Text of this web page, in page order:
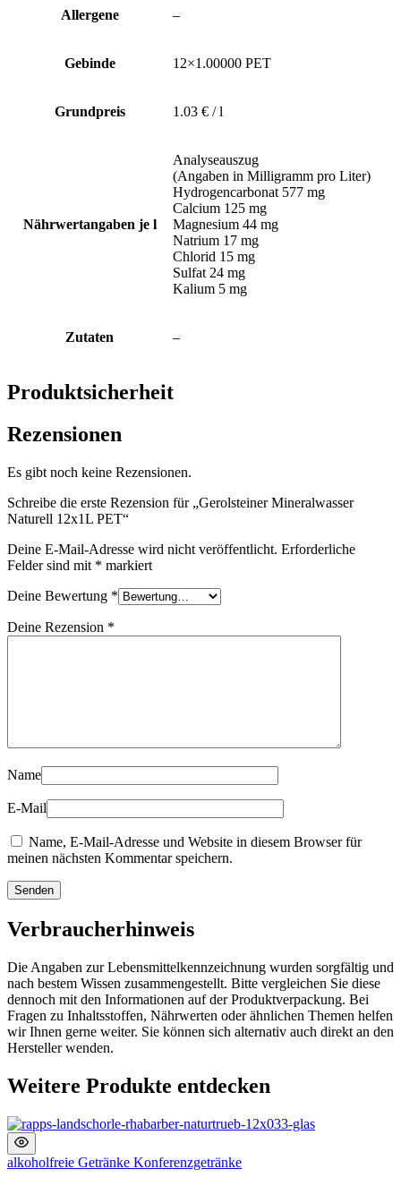
Allergene –
Gebinde 12×1.00000 PET
Grundpreis 1.03 € / l
Nährwertangaben je l
Analyseauszug
(Angaben in Milligramm pro Liter)
Hydrogencarbonat 577 mg
Calcium 125 mg
Magnesium 44 mg
Natrium 17 mg
Chlorid 15 mg
Sulfat 24 mg
Kalium 5 mg
Zutaten –
Produktsicherheit
Rezensionen
Es gibt noch keine Rezensionen.
Schreibe die erste Rezension für „Gerolsteiner Mineralwasser
Naturell 12x1L PET“
Deine E-Mail-Adresse wird nicht veröffentlicht. Erforderliche
Felder sind mit * markiert
Deine Bewertung *
Deine Rezension *
Name
E-Mail
Name, E-Mail-Adresse und Website in diesem Browser für
meinen nächsten Kommentar speichern.
Verbraucherhinweis
Die Angaben zur Lebensmittelkennzeichnung wurden sorgfältig und
nach bestem Wissen zusammengestellt. Bitte vergleichen Sie diese
dennoch mit den Informationen auf der Produktverpackung. Bei
Fragen zu Inhaltsstoffen, Nährwerten oder ähnlichen Themen helfen
wir Ihnen gerne weiter. Sie können sich alternativ auch direkt an den
Hersteller wenden.
Weitere Produkte entdecken
alkoholfreie Getränke Konferenzgetränke